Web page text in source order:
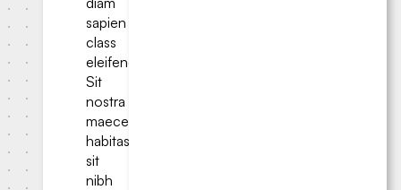
sapien
class
eleifend.
Sit
nostra
maecenas
habitasse
sit
nibh